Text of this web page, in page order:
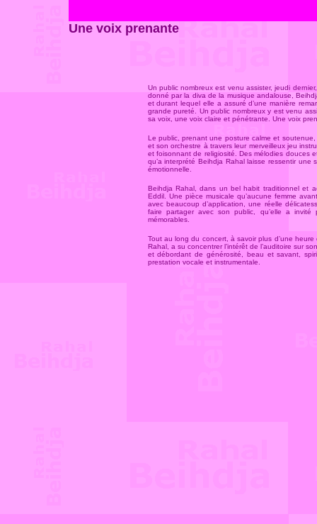
Une voix prenante
Un public nombreux est venu assister, jeudi
donné par la diva de la musique andalouse,
et durant lequel elle a assuré d’une manière
grande pureté. Un public nombreux y est venu
sa voix, une voix claire et pénétrante. Une voix
Le public, prenant une posture calme et
et son orchestre à travers leur merveilleux jeu
et foisonnant de religiosité. Des mélodies douces
qu’a interprété Beihdja Rahal laisse ressentir
émotionnelle.
Beihdja Rahal, dans un bel habit traditionnel et
Eddil. Une pièce musicale qu’aucune femme
avec beaucoup d’application, une réelle
faire partager avec son public, qu’elle a
mémorables.
Tout au long du concert, à savoir plus d’une
Rahal, a su concentrer l’intérêt de l’auditoire sur
et débordant de générosité, beau et savant,
prestation vocale et instrumentale.